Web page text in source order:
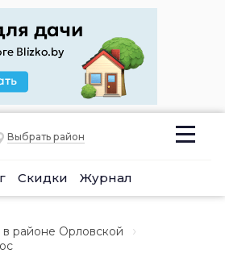
Выбрать район
Скидки Журнал
в районе Орловской